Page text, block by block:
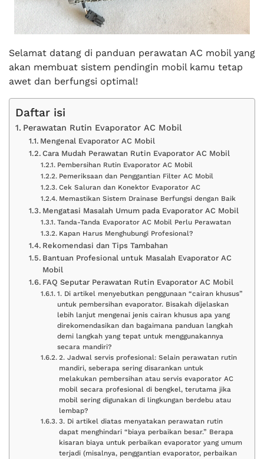
Selamat datang di panduan perawatan AC mobil yang
akan membuat sistem pendingin mobil kamu tetap
awet dan berfungsi optimal!
Daftar isi
Perawatan Rutin Evaporator AC Mobil
Mengenal Evaporator AC Mobil
Cara Mudah Perawatan Rutin Evaporator AC Mobil
Pembersihan Rutin Evaporator AC Mobil
Pemeriksaan dan Penggantian Filter AC Mobil
Cek Saluran dan Konektor Evaporator AC
Memastikan Sistem Drainase Berfungsi dengan Baik
Mengatasi Masalah Umum pada Evaporator AC Mobil
Tanda-Tanda Evaporator AC Mobil Perlu Perawatan
Kapan Harus Menghubungi Profesional?
Rekomendasi dan Tips Tambahan
Bantuan Profesional untuk Masalah Evaporator AC
Mobil
FAQ Seputar Perawatan Rutin Evaporator AC Mobil
1. Di artikel menyebutkan penggunaan “cairan khusus”
untuk pembersihan evaporator. Bisakah dijelaskan
lebih lanjut mengenai jenis cairan khusus apa yang
direkomendasikan dan bagaimana panduan langkah
demi langkah yang tepat untuk menggunakannya
secara mandiri?
2. Jadwal servis profesional: Selain perawatan rutin
mandiri, seberapa sering disarankan untuk
melakukan pembersihan atau servis evaporator AC
mobil secara profesional di bengkel, terutama jika
mobil sering digunakan di lingkungan berdebu atau
lembap?
3. Di artikel diatas menyatakan perawatan rutin
dapat menghindari “biaya perbaikan besar.” Berapa
kisaran biaya untuk perbaikan evaporator yang umum
terjadi (misalnya, penggantian evaporator, perbaikan